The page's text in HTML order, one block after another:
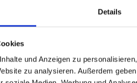
Details
und Anzeigen zu
zu analysieren. Außerdem